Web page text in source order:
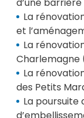
La
et
La
Charlemagne
La
des Petits
La poursuite